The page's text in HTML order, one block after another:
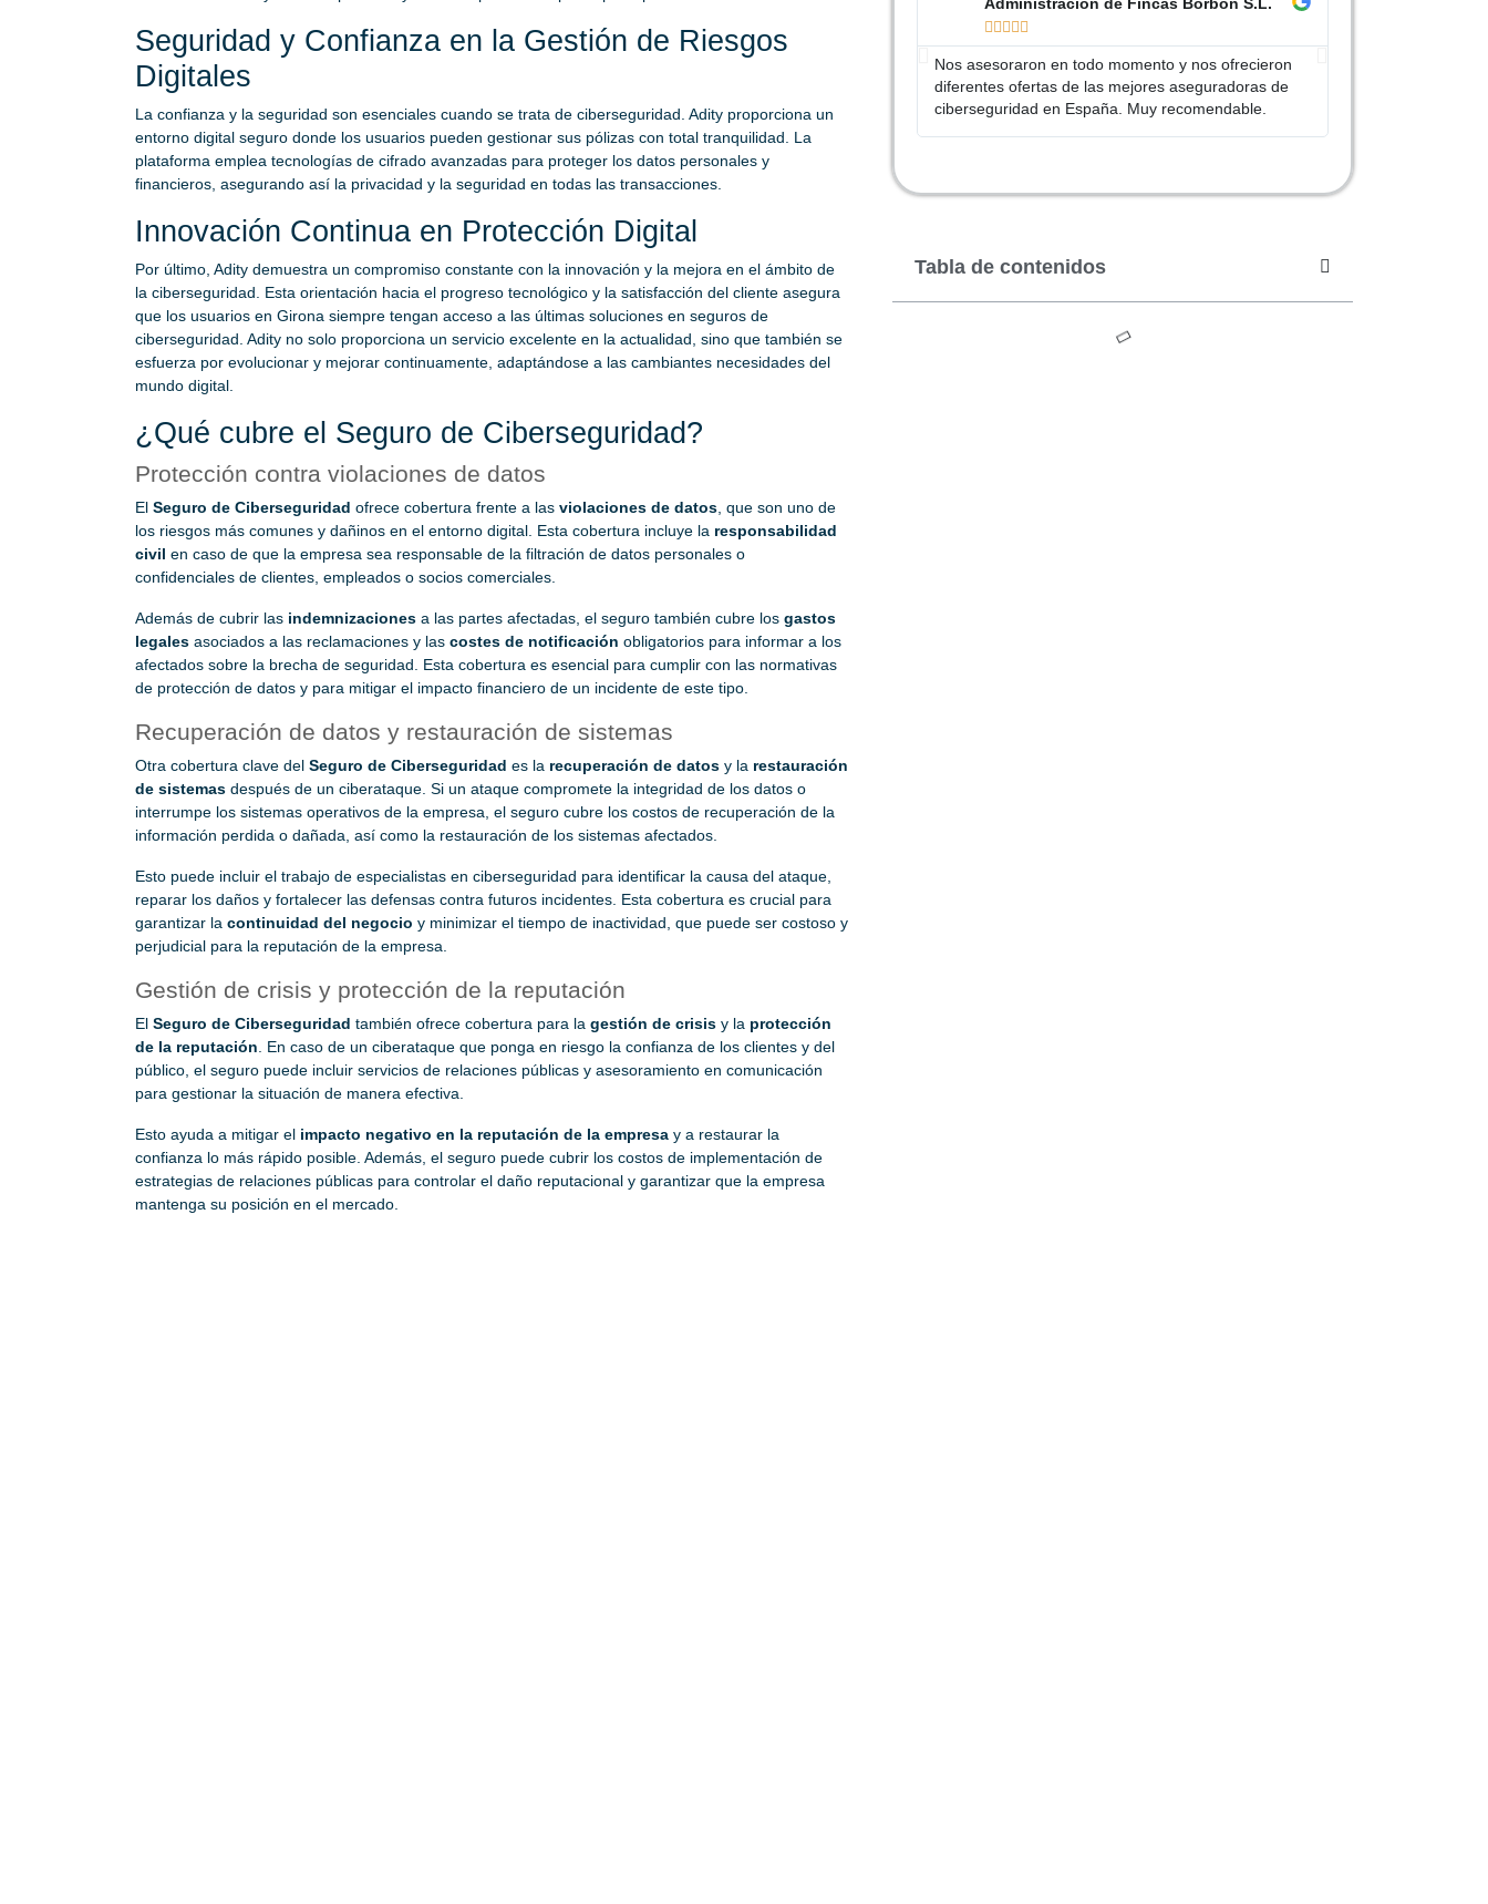
Seguridad y Confianza en la Gestión de Riesgos
Digitales
La confianza y la seguridad son esenciales cuando se trata de ciberseguridad. Adity proporciona un
entorno digital seguro donde los usuarios pueden gestionar sus pólizas con total tranquilidad. La
plataforma emplea tecnologías de cifrado avanzadas para proteger los datos personales y
financieros, asegurando así la privacidad y la seguridad en todas las transacciones.
Innovación Continua en Protección Digital
Por último, Adity demuestra un compromiso constante con la innovación y la mejora en el ámbito de
la ciberseguridad. Esta orientación hacia el progreso tecnológico y la satisfacción del cliente asegura
que los usuarios en Girona siempre tengan acceso a las últimas soluciones en seguros de
ciberseguridad. Adity no solo proporciona un servicio excelente en la actualidad, sino que también se
esfuerza por evolucionar y mejorar continuamente, adaptándose a las cambiantes necesidades del
mundo digital.
¿Qué cubre el Seguro de Ciberseguridad?
Protección contra violaciones de datos
El Seguro de Ciberseguridad ofrece cobertura frente a las violaciones de datos , que son uno de
los riesgos más comunes y dañinos en el entorno digital. Esta cobertura incluye la responsabilidad
civil en caso de que la empresa sea responsable de la filtración de datos personales o
confidenciales de clientes, empleados o socios comerciales.
Además de cubrir las indemnizaciones a las partes afectadas, el seguro también cubre los gastos
legales asociados a las reclamaciones y las costes de notificación obligatorios para informar a los
afectados sobre la brecha de seguridad. Esta cobertura es esencial para cumplir con las normativas
de protección de datos y para mitigar el impacto financiero de un incidente de este tipo.
Recuperación de datos y restauración de sistemas
Otra cobertura clave del Seguro de Ciberseguridad es la recuperación de datos y la restauración
de sistemas después de un ciberataque. Si un ataque compromete la integridad de los datos o
interrumpe los sistemas operativos de la empresa, el seguro cubre los costos de recuperación de la
información perdida o dañada, así como la restauración de los sistemas afectados.
Esto puede incluir el trabajo de especialistas en ciberseguridad para identificar la causa del ataque,
reparar los daños y fortalecer las defensas contra futuros incidentes. Esta cobertura es crucial para
garantizar la continuidad del negocio y minimizar el tiempo de inactividad, que puede ser costoso y
perjudicial para la reputación de la empresa.
Gestión de crisis y protección de la reputación
El Seguro de Ciberseguridad también ofrece cobertura para la gestión de crisis y la protección
de la reputación . En caso de un ciberataque que ponga en riesgo la confianza de los clientes y del
público, el seguro puede incluir servicios de relaciones públicas y asesoramiento en comunicación
para gestionar la situación de manera efectiva.
Esto ayuda a mitigar el impacto negativo en la reputación de la empresa y a restaurar la
confianza lo más rápido posible. Además, el seguro puede cubrir los costos de implementación de
estrategias de relaciones públicas para controlar el daño reputacional y garantizar que la empresa
mantenga su posición en el mercado.

Nos asesoraron en todo momento y nos ofrecieron
diferentes ofertas de las mejores aseguradoras de
ciberseguridad en España. Muy recomendable.
Tabla de contenidos